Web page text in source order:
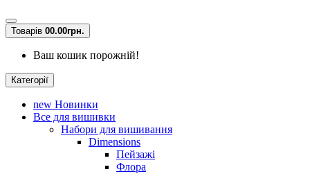
Товарів 00.00грн.
Ваш кошик порожній!
Категорії
new Новинки
Все для вишивки
Набори для вишивання
Dimensions
Пейзажі
Флора